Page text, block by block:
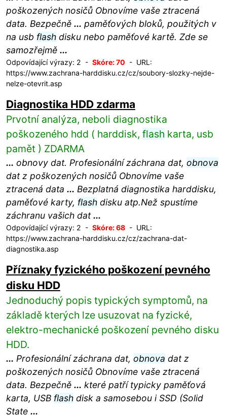
poškozených nosičů Obnovíme vaše ztracená
data. Bezpečně ... paměťových bloků, použitých v
na usb flashdisku nebo paměťové kartě. Zde se
samozřejmě ...
Odpovídající výrazy: 2 - Skóre: 70 - URL:
https://www.zachrana-harddisku.cz/cz/soubory-slozky-nejde-
nelze-otevrit.asp
Diagnostika HDD zdarma
Prvotní analýza, neboli diagnostika
poškozeného hdd ( harddisk, flash karta, usb
pamět ) ZDARMA
... obnovy dat. Profesionální záchrana dat, obnova
dat z poškozených nosičů Obnovíme vaše
ztracená data ... Bezplatná diagnostika harddisku,
paměťové karty, flashdisku atp.Než spustíme
záchranu vašich dat...
Odpovídající výrazy: 2 - Skóre: 68- URL:
https://www.zachrana-harddisku.cz/cz/zachrana-dat-
diagnostika.asp
Příznaky fyzického poškození pevného
disku HDD
Jednoduchý popis typických symptomů, na
základě kterých lze usuzovat na fyzické,
elektro-mechanické poškození pevného disku
HDD.
... Profesionální záchrana dat, obnova dat z
poškozených nosičů Obnovíme vaše ztracená
data. Bezpečně ... které patří typicky paměťová
karta, USB flashdisk a samosebou i SSD (Solid
State ...